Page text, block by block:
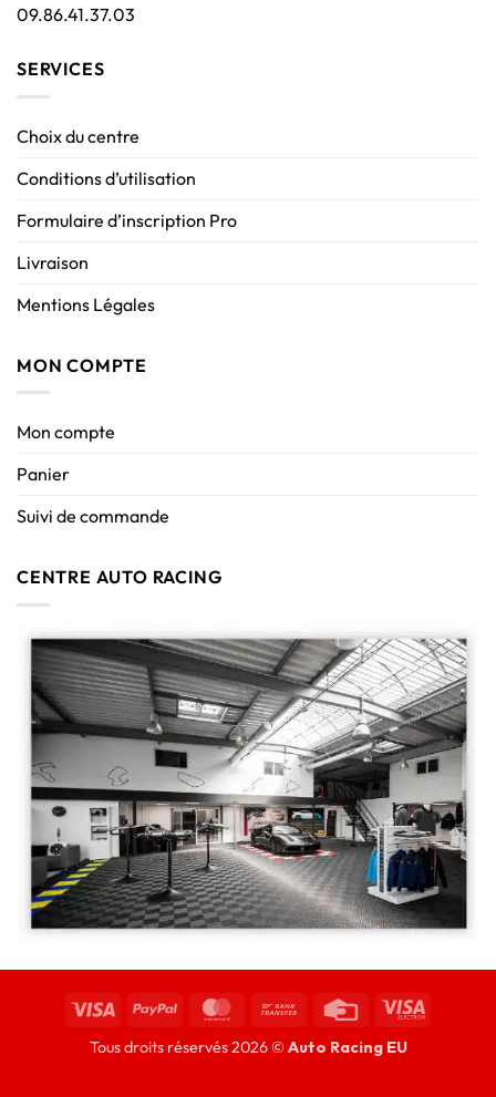
09.86.41.37.03
SERVICES
Choix du centre
Conditions d’utilisation
Formulaire d’inscription Pro
Livraison
Mentions Légales
MON COMPTE
Mon compte
Panier
Suivi de commande
CENTRE AUTO RACING
Tous droits réservés 2026 © Auto Racing EU